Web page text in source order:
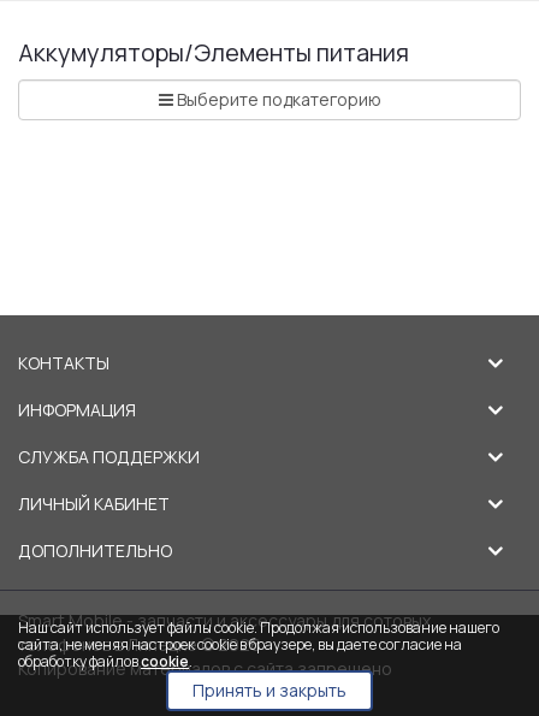
Аккумуляторы/Элементы питания
Выберите подкатегорию
КОНТАКТЫ
ИНФОРМАЦИЯ
СЛУЖБА ПОДДЕРЖКИ
ЛИЧНЫЙ КАБИНЕТ
ДОПОЛНИТЕЛЬНО
Smart Mobile - запчасти и аксессуары для сотовых
телефонов в Липецке © 2026
Копирование материалов с сайта запрещено
Наш сайт использует файлы cookie. Продолжая использование нашего
сайта, не меняя настроек cookie в браузере, вы даете согласие на
обработку файловcookie.
Принять и закрыть